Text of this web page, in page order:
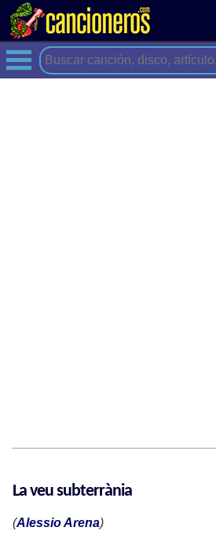
La veu subterrània
(Alessio Arena)